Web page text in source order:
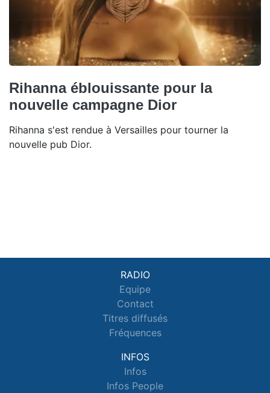
Rihanna éblouissante pour la
nouvelle campagne Dior
Rihanna s'est rendue à Versailles pour tourner la
nouvelle pub Dior.
RADIO
Equipe
Contact
Titres diffusés
Fréquences
INFOS
Infos
Infos People